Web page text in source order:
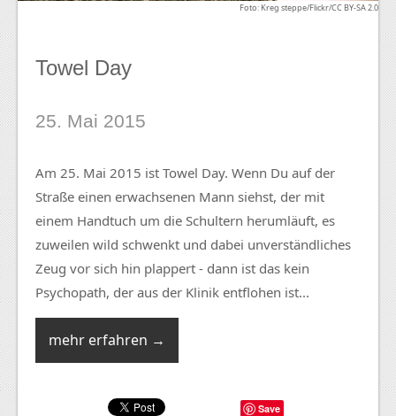
Foto: Kreg steppe/Flickr/CC BY-SA 2.0
Towel Day
25. Mai 2015
Am 25. Mai 2015 ist Towel Day. Wenn Du auf der
Straße einen erwachsenen Mann siehst, der mit
einem Handtuch um die Schultern herumläuft, es
zuweilen wild schwenkt und dabei unverständliches
Zeug vor sich hin plappert - dann ist das kein
Psychopath, der aus der Klinik entflohen ist...
mehr erfahren →
Save